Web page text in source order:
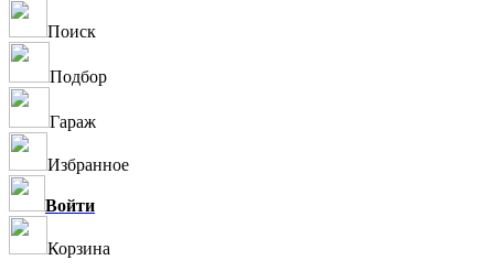
Поиск
Подбор
Гараж
Избранное
Войти
Корзина